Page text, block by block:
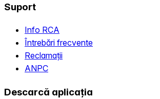
Suport
Info RCA
Întrebări frecvente
Reclamații
ANPC
Descarcă aplicația